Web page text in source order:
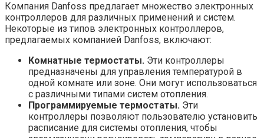
Компания Danfoss предлагает множество электронных
контроллеров для различных применений и систем.
Некоторые из типов электронных контроллеров,
предлагаемых компанией Danfoss, включают:
Комнатные термостаты. Эти контроллеры
предназначены для управления температурой в
одной комнате или зоне. Они могут использоваться
с различными типами систем отопления.
Программируемые термостаты. Эти
контроллеры позволяют пользователю установить
расписание для системы отопления, чтобы